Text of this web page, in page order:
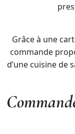
Grâce à une
commande
d’une cuisine de